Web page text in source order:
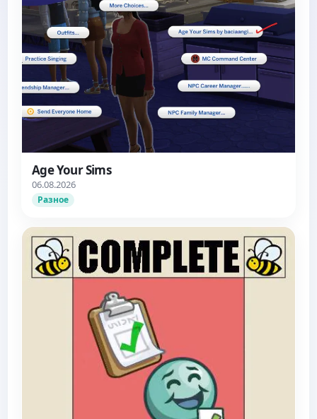
Age Your Sims
06.08.2026
Разное